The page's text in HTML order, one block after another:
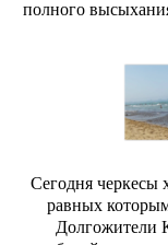
полного
Сегодня
равных
Долгожители